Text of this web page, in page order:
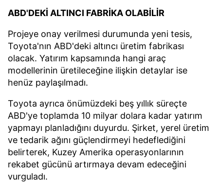
ABD'DEKİ ALTINCI FABRİKA OLABİLİR
Projeye onay verilmesi durumunda yeni tesis,
Toyota'nın ABD'deki altıncı üretim fabrikası
olacak. Yatırım kapsamında hangi araç
modellerinin üretileceğine ilişkin detaylar ise
henüz paylaşılmadı.
Toyota ayrıca önümüzdeki beş yıllık süreçte
ABD'ye toplamda 10 milyar dolara kadar yatırım
yapmayı planladığını duyurdu. Şirket, yerel üretim
ve tedarik ağını güçlendirmeyi hedeflediğini
belirterek, Kuzey Amerika operasyonlarının
rekabet gücünü artırmaya devam edeceğini
vurguladı.